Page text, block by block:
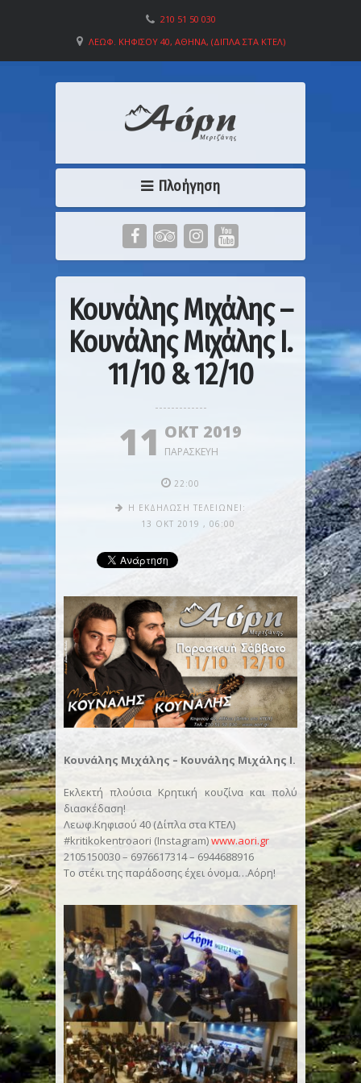
210 51 50 030
ΛΕΩΦ. ΚΗΦΙΣΟΎ 40, ΑΘΉΝΑ, (ΔΊΠΛΑ ΣΤΑ ΚΤΕΛ)
Πλοήγηση
Κουνάλης Μιχάλης –
Κουνάλης Μιχάλης Ι.
11/10 & 12/10
11 ΟΚΤ 2019
ΠΑΡΑΣΚΕΥΉ
22:00
Η ΕΚΔΉΛΩΣΗ ΤΕΛΕΙΏΝΕΙ:
13 ΟΚΤ 2019 , 06:00
Κουνάλης Μιχάλης – Κουνάλης Μιχάλης Ι.
Εκλεκτή πλούσια Κρητική κουζίνα και πολύ
διασκέδαση!
Λεωφ.Κηφισού 40 (Δίπλα στα ΚΤΕΛ)
#kritikokentroaori (Instagram)www.aori.gr
2105150030 – 6976617314 – 6944688916
Το στέκι της παράδοσης έχει όνομα…Αόρη!